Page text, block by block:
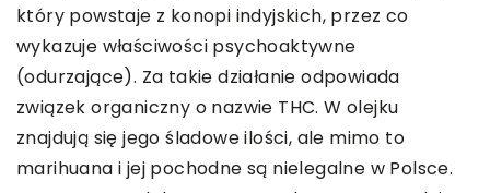
który powstaje z konopi indyjskich, przez co
wykazuje właściwości psychoaktywne
(odurzające). Za takie działanie odpowiada
związek organiczny o nazwie THC. W olejku
znajdują się jego śladowe ilości, ale mimo to
marihuana i jej pochodne są nielegalne w Polsce.